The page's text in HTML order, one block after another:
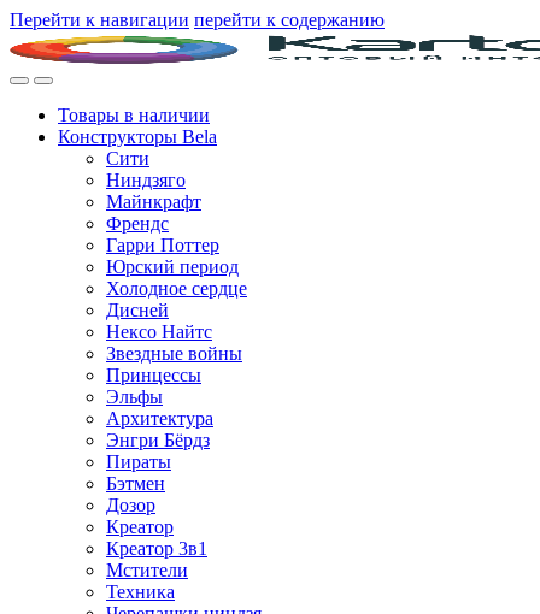
Перейти к навигации перейти к содержанию
Товары в наличии
Конструкторы Bela
Сити
Ниндзяго
Майнкрафт
Френдс
Гарри Поттер
Юрский период
Холодное сердце
Дисней
Нексо Найтс
Звездные войны
Принцессы
Эльфы
Архитектура
Энгри Бёрдз
Пираты
Бэтмен
Дозор
Креатор
Креатор 3в1
Мстители
Техника